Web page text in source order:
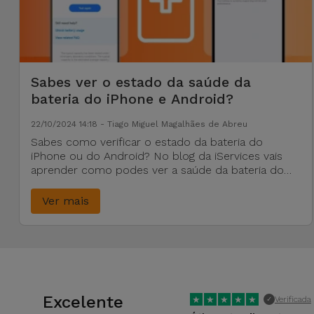
Sabes ver o estado da saúde da
bateria do iPhone e Android?
22/10/2024 14:18 - Tiago Miguel Magalhães de Abreu
Sabes como verificar o estado da bateria do
iPhone ou do Android? No blog da iServices vais
aprender como podes ver a saúde da bateria do
Ver mais
Excelente ★ ★ ★ ★ ★ ✓ Verificada